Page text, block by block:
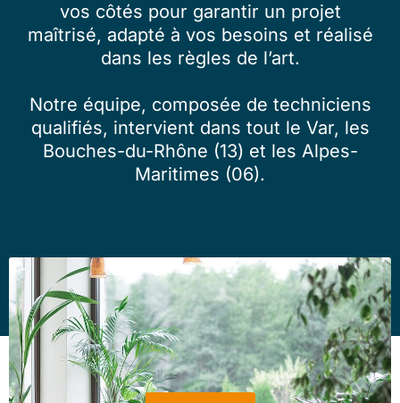
vos côtés pour garantir un projet
maîtrisé, adapté à vos besoins et réalisé
dans les règles de l’art.
Notre équipe, composée de techniciens
qualifiés, intervient dans tout le Var, les
Bouches-du-Rhône (13) et les Alpes-
Maritimes (06).